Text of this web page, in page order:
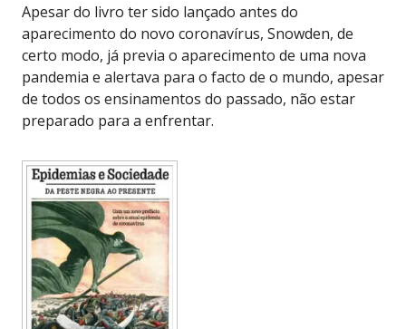
Apesar do livro ter sido lançado antes do
aparecimento do novo coronavírus, Snowden, de
certo modo, já previa o aparecimento de uma nova
pandemia e alertava para o facto de o mundo, apesar
de todos os ensinamentos do passado, não estar
preparado para a enfrentar.